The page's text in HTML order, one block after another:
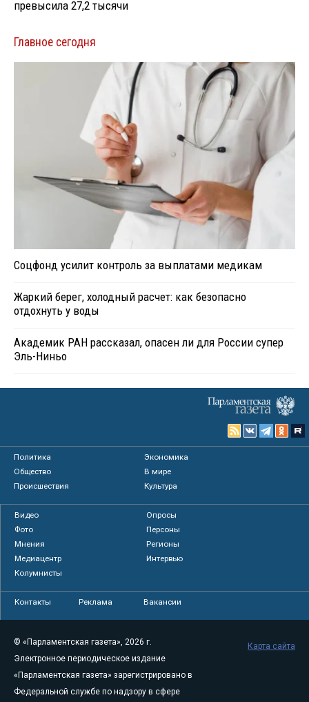
превысила 27,2 тысячи
Главное сегодня
Соцфонд усилит контроль за выплатами медикам
Жаркий берег, холодный расчет: как безопасно
отдохнуть у воды
Академик РАН рассказал, опасен ли для России супер
Эль-Ниньо
Политика
Экономика
Общество
В мире
Происшествия
Культура
Видео
Опросы
Фото
Персоны
Мнения
Регионы
Медиацентр
Интервью
Колумнисты
Контакты Реклама Вакансии
© «Парламентская газета», 2026 г.
Электронное периодическое издание
«Парламентская газета» зарегистрировано в
Федеральной службе по надзору в сфере
Карта сайта